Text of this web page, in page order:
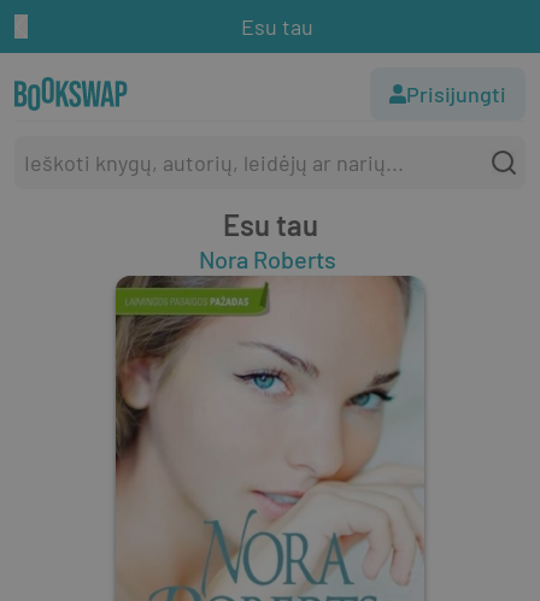
Esu tau
Prisijungti
Esu tau
Nora Roberts